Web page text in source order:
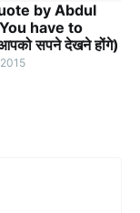
by Abdul
have to
सपने देखने होंगे)